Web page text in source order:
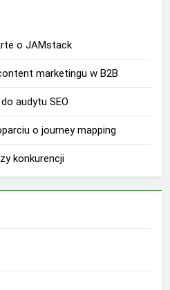
o JAMstack
marketingu w B2B
audytu SEO
o journey mapping
konkurencji